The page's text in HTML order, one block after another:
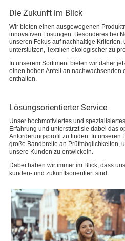
Die Zukunft im Blick
Wir bieten einen ausgewogenen
innovativen Lösungen. Besonderes bei
unseren Fokus auf nachhaltige Kriterien,
unterstützen, Textilien ökologischer zu
In unserem Sortiment bieten wir daher
einen hohen Anteil an nachwachsenden
enthalten.
Lösungsorientierter Service
Unser hochmotiviertes und
Erfahrung und unterstützt sie dabei das
Anforderungsprofil zu finden. In unseren
große Bandbreite an Prüfmöglichkeiten,
unsere Kunden zu entwickeln.
Dabei haben wir immer im Blick, dass
kunden- und zukunftsorientiert sind.